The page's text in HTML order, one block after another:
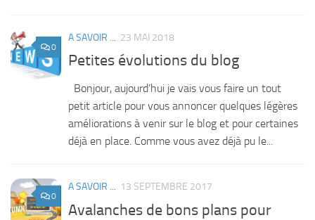
0
A SAVOIR ... 23 MAI 2018
Petites évolutions du blog
Bonjour, aujourd’hui je vais vous faire un tout
petit article pour vous annoncer quelques légères
améliorations à venir sur le blog et pour certaines
déjà en place. Comme vous avez déjà pu le...
0
A SAVOIR ... 13 SEPTEMBRE 2017
Avalanches de bons plans pour